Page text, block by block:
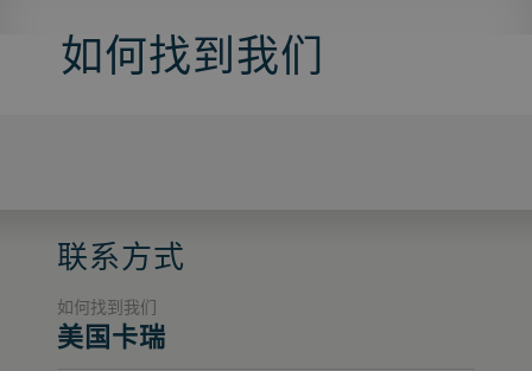
如何找到我们
联系方式
如何找到我们
美国卡瑞